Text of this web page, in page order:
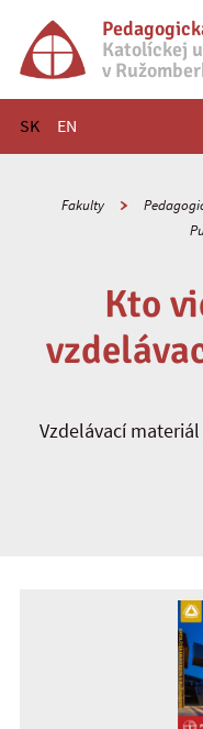
Katolíckej
v
SK EN
Hlavné menu
Fakulty
Kto
Vzdelávací